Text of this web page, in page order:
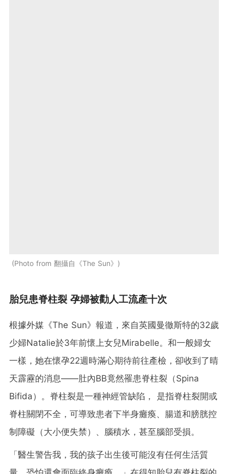
Photo from 翻攝自《The Sun》
胎兒患脊柱裂 孕婦被勸人工流產十次
根據外媒《The Sun》報道，來自英國曼徹斯特的32歲
少婦Natalie於3年前懷上女兒Mirabelle。和一般婦女
一樣，她在懷孕22週時滿心期待前往產檢，卻收到了晴
天霹靂的消息——肚內BB竟然罹患脊柱裂（Spina
Bifida）。脊柱裂是一種神經管缺陷， 是指脊柱裂開或
脊柱關閉不全，可導致患者下半身癱瘓、腸道和膀胱控
制障礙（大小便失禁）、腦積水，甚至腦部受損。
「醫生警告我，我的孩子出生後可能沒有任何生活質